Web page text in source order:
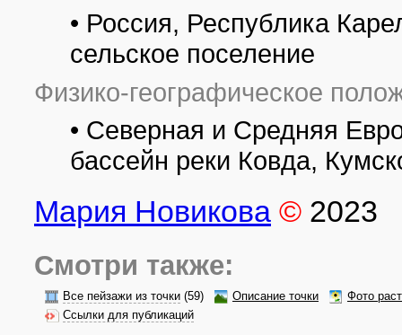
• Россия, Республика
сельское поселение
Физико-географическое
• Северная и Средняя
бассейн реки Ковда,
Мария Новикова © 2023
Смотри также:
Все пейзажи из точки (59) Описание точки
Фото
Ссылки для публикаций